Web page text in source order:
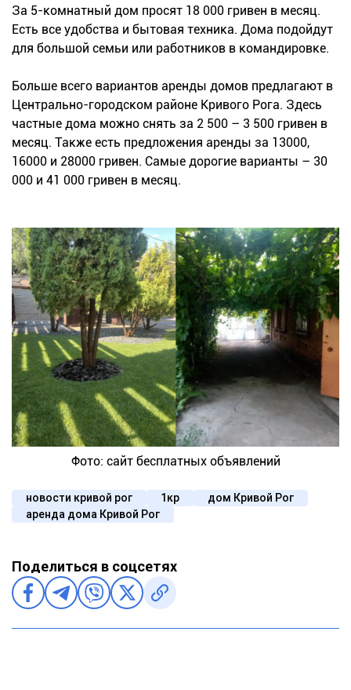
За 5-комнатный дом просят 18 000 гривен в месяц.
Есть все удобства и бытовая техника. Дома подойдут
для большой семьи или работников в командировке.
Больше всего вариантов аренды домов предлагают в
Центрально-городском районе Кривого Рога. Здесь
частные дома можно снять за 2 500 – 3 500 гривен в
месяц. Также есть предложения аренды за 13000,
16000 и 28000 гривен. Самые дорогие варианты – 30
000 и 41 000 гривен в месяц.
Фото: сайт бесплатных объявлений
новости кривой рог 1кр
дом Кривой Рог
аренда дома Кривой Рог
Поделиться в соцсетях